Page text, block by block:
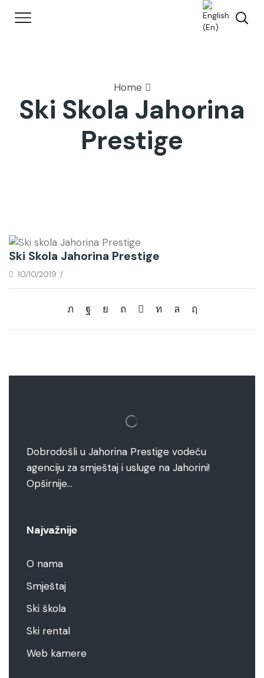
Home
Ski Skola Jahorina
Prestige
Ski Skola Jahorina Prestige
10/10/2019 /
Dobrodošli u Jahorina Prestige vodeću
agenciju za smještaj i usluge na Jahorini!
Opširnije…
Najvažnije
O nama
Smještaj
Ski škola
Ski rental
Web kamere